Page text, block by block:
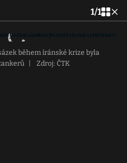
1/1
během íránské krize byla
Zdroj: ČTK